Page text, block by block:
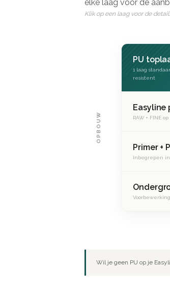
elke laag voor de
Klik op een laag voor de
OPBOUW
PU
1 laag
resistent
Easyline
RAW + FINE
Primer +
Inbegrepen
Wil je geen PU op je